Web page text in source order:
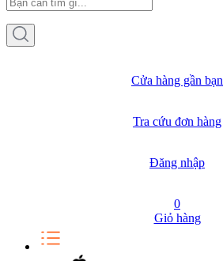
Cửa hàng gần bạn
Tra cứu đơn hàng
Đăng nhập
0
Giỏ hàng